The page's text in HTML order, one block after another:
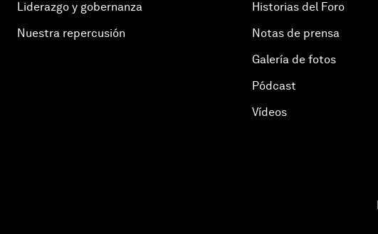
Liderazgo y gobernanza
Nuestra repercusión
Historias del Foro
Notas de prensa
Galería de fotos
Pódcast
Vídeos